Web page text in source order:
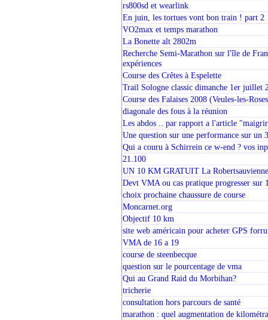
rs800sd et wearlink
En juin, les tortues vont bon train ! part 2
VO2max et temps marathon
La Bonette alt 2802m
Recherche Semi-Marathon sur l'île de
expériences
Course des Crêtes à Espelette
Trail Sologne classic dimanche 1er juillet
Course des Falaises 2008 (Veules-les-
diagonale des fous à la réunion
Les abdos .. par rapport a l'article
Une question sur une performance sur un
Qui a couru à Schirrein ce w-end ? vos
21.100
UN 10 KM GRATUIT La
Devt VMA ou cas pratique progresser sur
choix prochaine chaussure de course
Moncarnet.org
Objectif 10 km
site web américain pour acheter GPS
VMA de 16 a 19
course de steenbecque
question sur le pourcentage de vma
Qui au Grand Raid du Morbihan?
tricherie
consultation hors parcours de santé
marathon : quel augmentation de